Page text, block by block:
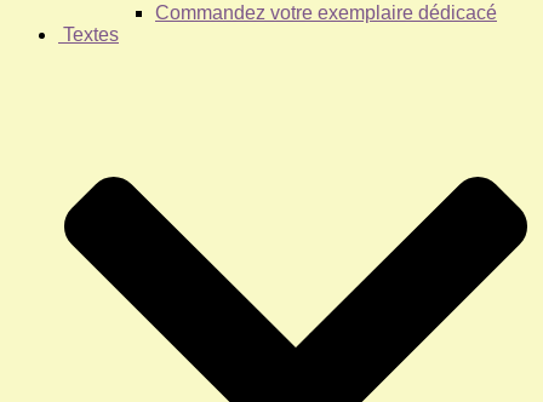
Commandez votre exemplaire dédicacé
Textes